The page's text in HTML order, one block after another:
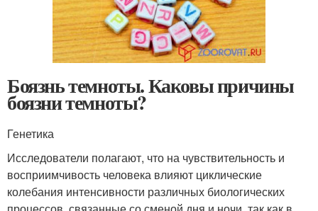
Боязнь темноты. Каковы причины
боязни темноты?
Генетика
Исследователи полагают, что на чувствительность и
восприимчивость человека влияют циклические
колебания интенсивности различных биологических